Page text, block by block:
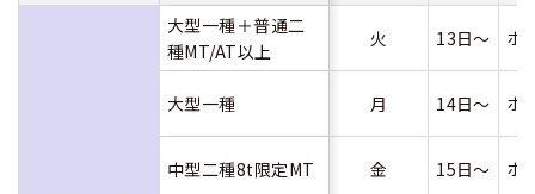
大型一種＋普通二
種MT/AT以上
火 13日～ ホ
大型一種 月 14日～ ホ
中型二種8t限定MT 金 15日～ ホ